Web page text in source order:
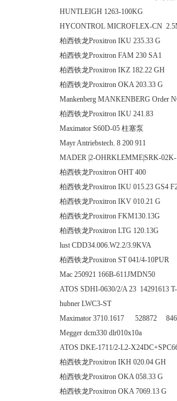
HUNTLEIGH 1263-100KG
HYCONTROL MICROFLEX-CN
柏西铁龙Proxitron IKU
柏西铁龙Proxitron FAM
柏西铁龙Proxitron IKZ
柏西铁龙Proxitron OKA
Mankenberg MANKENBERG Order
柏西铁龙Proxitron IKU
Maximator S60D-05 柱塞泵
Mayr Antriebstech. 8 200 911
MADER |2-OHRKLEMME|SRK-
柏西铁龙Proxitron
柏西铁龙Proxitron IKU
柏西铁龙Proxitron IKV
柏西铁龙Proxitron FKM130.13G
柏西铁龙Proxitron LTG 120.13G
lust CDD34.006.W2.2/3.9KVA
柏西铁龙Proxitron ST 041/
Mac 250921 166B-611JMDN50
ATOS SDHI-0630/2/A 23 14291613
hubner LWC3-ST
Maximator 3710.1617 528872
Megger dcm330 dlr010x10a
ATOS DKE-1711/2-L2-
柏西铁龙Proxitron IKH
柏西铁龙Proxitron OKA
柏西铁龙Proxitron OKA